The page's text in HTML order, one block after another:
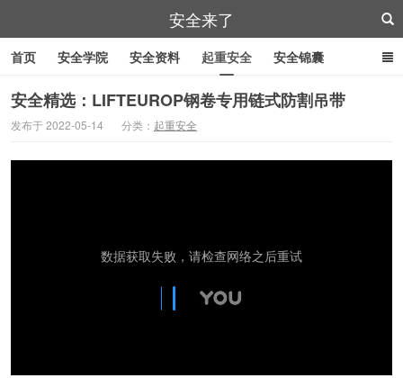
安全来了
首页 安全学院 安全资料 起重安全 安全锦囊
叉车安全 管道作业 特殊工具 安全刀具 紧急逃生
劳防用品
安全精选：LIFTEUROP钢卷专用链式防割吊带
发布于 2022-05-14 分类： 起重安全